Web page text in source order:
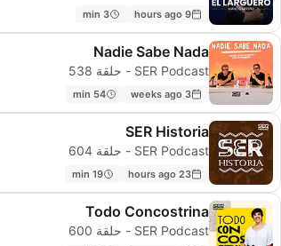
9 hours ago
3 min
Nadie Sabe Nada
SER Podcast - حلقة 538
3 weeks ago
54 min
SER Historia
SER Podcast - حلقة 604
23 hours ago
19 min
Todo Concostrina
SER Podcast - حلقة 600